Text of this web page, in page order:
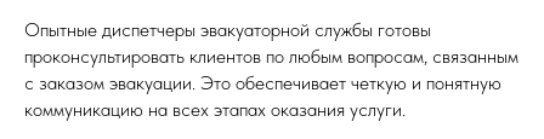
Опытные диспетчеры эвакуаторной службы готовы
проконсультировать клиентов по любым вопросам, связанным
с заказом эвакуации. Это обеспечивает четкую и понятную
коммуникацию на всех этапах оказания услуги.